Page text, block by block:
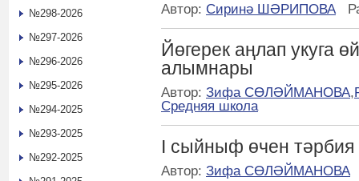
Автор: Сиринә ШӘРИПОВА
Йөгерек аңлап укуга
алымнары
Автор: Зифа СӨЛӘЙМАНОВА,
Средняя школа
I сыйныф өчен
Автор: Зифа СӨЛӘЙМАНОВА
№298-2026
№297-2026
№296-2026
№295-2026
№294-2025
№293-2025
№292-2025